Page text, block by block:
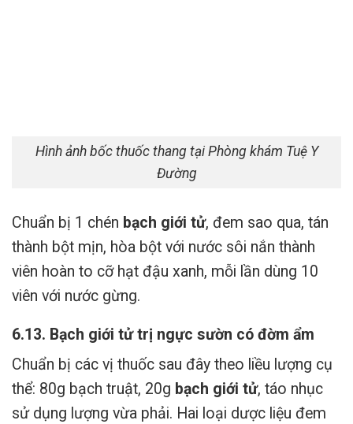
Hình ảnh bốc thuốc thang tại Phòng khám Tuệ Y
Đường
Chuẩn bị 1 chén bạch giới tử, đem sao qua, tán
thành bột mịn, hòa bột với nước sôi nắn thành
viên hoàn to cỡ hạt đậu xanh, mỗi lần dùng 10
viên với nước gừng.
6.13. Bạch giới tử trị ngực sườn có đờm ẩm
Chuẩn bị các vị thuốc sau đây theo liều lượng cụ
thể: 80g bạch truật, 20g bạch giới tử, táo nhục
sử dụng lượng vừa phải. Hai loại dược liệu đem